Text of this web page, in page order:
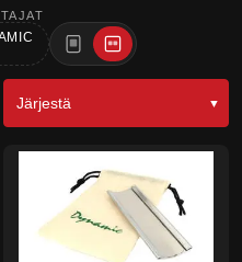
Järjestä